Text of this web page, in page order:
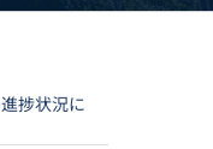
捗状況に